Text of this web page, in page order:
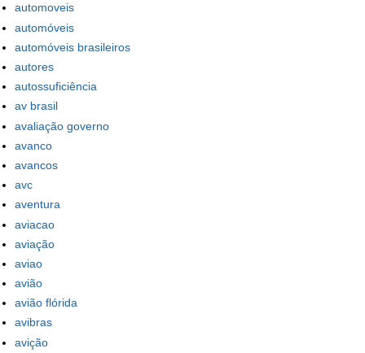
automoveis
automóveis
automóveis brasileiros
autores
autossuficiência
av brasil
avaliação governo
avanco
avancos
avc
aventura
aviacao
aviação
aviao
avião
avião flórida
avibras
avição